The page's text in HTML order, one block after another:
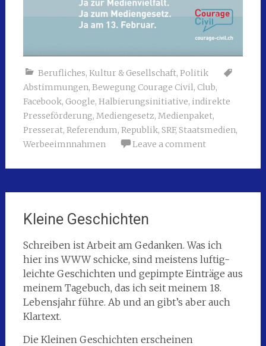
Berufliches, Kultur & Gesellschaft, Politik
Abstimmungen, Bewegung Courage Civil, Club,
Facebook, Google, Halbierungsinitiative, indirekte
Presseförderung, Mediengesetz, Medienpaket,
Presserat, Referendum, Republik, SRF, Staatsmedien,
Werbeeimnnahmen
Leave a comment
Kleine Geschichten
Schreiben ist Arbeit am Gedanken. Was ich
hier ins WWW schicke, sind meistens luftig-
leichte Geschichten und gepimpte Einträge aus
meinem Tagebuch, das ich seit meinem 18.
Lebensjahr führe. Ab und an gibt’s aber auch
Klartext.
Die Kleinen Geschichten erscheinen